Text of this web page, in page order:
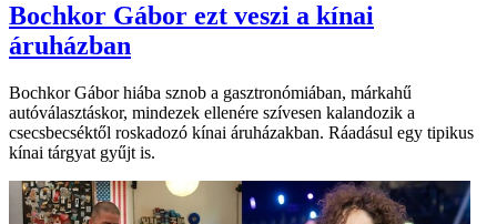
Bochkor Gábor ezt veszi a kínai
áruházban
Bochkor Gábor hiába sznob a gasztronómiában, márkahű
autóválasztáskor, mindezek ellenére szívesen kalandozik a
csecsbecséktől roskadozó kínai áruházakban. Ráadásul egy tipikus
kínai tárgyat gyűjt is.